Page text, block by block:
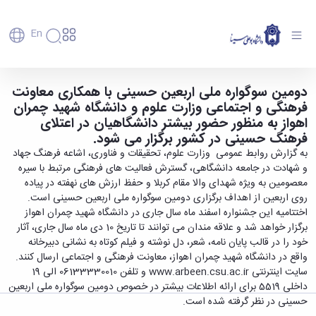
En
دانشگاه
تاریخچه
و
معرفی
برنامه
راهبردی
دانشگاه
نقشه
دانشگاه
ساختار
سازمانی
سازمان
دانشگاه
حوزه
ریاست
معاونت
آموزش
پذیرش
کارشناسی
تحصیلات
تکمیلی
پسا
دکترا
استعدادهای
درخشان
دانشجویان
غیرایرانی
مهمانی
و
انتقال
حمایت‌های
تحصیلی
پژوهش
فناوری و
کارآفرینی
دفتر
ارتباط
با
صنعت
پردیس
علم
و
فناوری
مراکز
تحقیقات
و فناوری
پژوهشکده
دانشکده‌ها
پردیس
اصلی
مهندسی
کشاورزی
شیمی
و
علوم
نفت
علوم
انسانی
هنر
و
معماری
رفاهی
رفاهی
پرسنل
اداره
رفاه
کارکنان
مهمانسرای
دانشگاه
رفاهی
دانشجویان
مدیریت
امور
دانشجویان
اعضای
هیأت
علمی
کارکنان
دانشجویان
فارغ
التحصیلان
فوق
برنامه
فعالیت‌های
دانشجویی
انجمن‌های
علمی
پایگاه
خبری
بسنا
پیشخوان
فراخوان شرکت در دومین سوگواره ملی اربعین
حسینی منتشر شد - دانشگاه بوعلی سینا همدان
دومین سوگواره ملی اربعین حسینی با همکاری معاونت
فرهنگی و اجتماعی وزارت علوم و دانشگاه شهید چمران
اهواز به منظور حضور بیشتر دانشگاهیان در اعتلای
فرهنگ حسینی در کشور برگزار می شود.
به گزارش روابط عمومی وزارت علوم، تحقیقات و فناوری، اشاعه فرهنگ جهاد
و شهادت در جامعه دانشگاهی، گسترش فعالیت های فرهنگی مرتبط با سیره
معصومین به ویژه شهدای والا مقام کربلا و حفظ ارزش های نهفته در پیاده
روی اربعین از اهداف برگزاری دومین سوگواره ملی اربعین حسینی است.
اختتامیه این جشنواره اسفند ماه سال جاری در دانشگاه شهید چمران اهواز
برگزار خواهد شد و علاقه مندان می توانند تا تاریخ 10 دی ماه سال جاری، آثار
خود را در قالب پایان نامه، شعر، دل نوشته و فیلم کوتاه به نشانی دبیرخانه
واقع در دانشگاه شهید چمران اهواز، معاونت فرهنگی و اجتماعی ارسال کنند.
سایت اینترنتی www.arbeen.csu.ac.ir و تلفن 06133330010 الی 19
داخلی 5519 برای ارائه اطلاعات بیشتر در خصوص دومین سوگواره ملی اربعین
حسینی در نظر گرفته شده است.